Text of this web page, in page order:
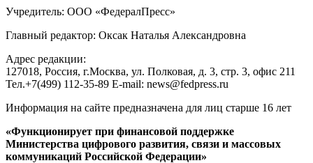
Учредитель: ООО «ФедералПресс»
Главный редактор: Оксак Наталья Александровна
Адрес редакции:
127018, Россия, г.Москва, ул. Полковая, д. 3, стр. 3, офис 211
Тел.+7(499) 112-35-89 E-mail: news@fedpress.ru
Информация на сайте предназначена для лиц старше 16 лет
«Функционирует при финансовой поддержке
Министерства цифрового развития, связи и массовых
коммуникаций Российской Федерации»